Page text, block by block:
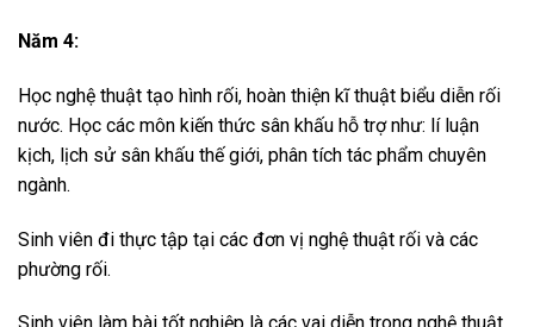
Năm 4:
Học nghệ thuật tạo hình rối, hoàn thiện kĩ thuật biểu diễn rối
nước. Học các môn kiến thức sân khấu hỗ trợ như: lí luận
kịch, lịch sử sân khấu thế giới, phân tích tác phẩm chuyên
ngành.
Sinh viên đi thực tập tại các đơn vị nghệ thuật rối và các
phường rối.